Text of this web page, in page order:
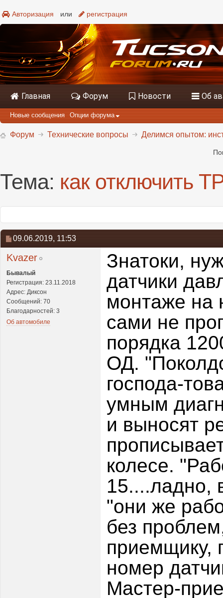
Авторизация или регистрация
Главная Форум Новости Об
Новые сообщения Опции форума
Форум Технические вопросы Делимся опытом:
Тема: как отключить
09.06.2019, 11:53
Kvazer
Бывалый
Регистрация: 23.11.2018
Адрес: Диксон
Сообщений: 70
Благодарностей: 3
Об автомобиле
Знатоки,
датчики
монтаже на
сами не
порядка
ОД.
господа-
умным
и выносят
колесе.
15....ладно,
"они же
без
приемщику,
номер
Мастер-